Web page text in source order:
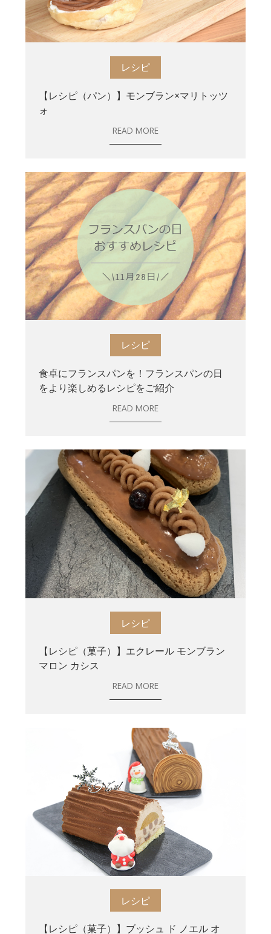
レシピ
【レシピ（パン）】モンブラン×マリトッツ
ォ
READ MORE
レシピ
食卓にフランスパンを！フランスパンの日
をより楽しめるレシピをご紹介
READ MORE
レシピ
【レシピ（菓子）】エクレール モンブラン
マロン カシス
READ MORE
レシピ
【レシピ（菓子）】ブッシュ ド ノエル オ